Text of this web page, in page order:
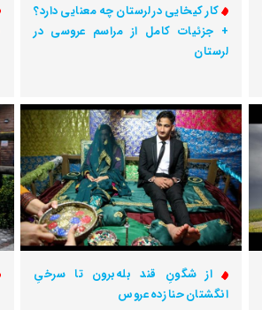
کار کیخایی در لرستان چه معنایی دارد؟
+ جزئیات کامل از مراسم عروسی در
لرستان
از شگونِ قند بله‌برون تا سرخیِ
انگشتان حنا زده عروس